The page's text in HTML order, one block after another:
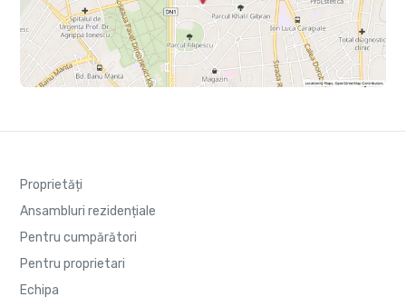
Proprietăți
Ansambluri rezidențiale
Pentru cumpărători
Pentru proprietari
Echipa